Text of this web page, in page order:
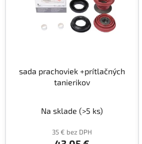
sada prachoviek +prítlačných
tanierikov
Na sklade (>5 ks)
35 € bez DPH